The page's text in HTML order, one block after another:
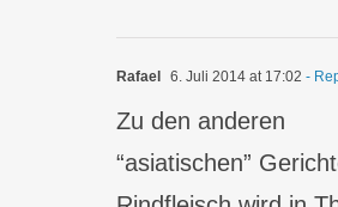
Rafael 6. Juli 2014 at 17:02 -
Zu den anderen
“asiatischen”